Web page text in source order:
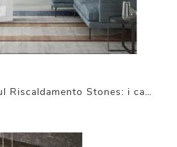
Clicca e scopri di più sul Riscaldamento Stones: i camini a bioetanolo come il modello Tete a Tete ti attendono!